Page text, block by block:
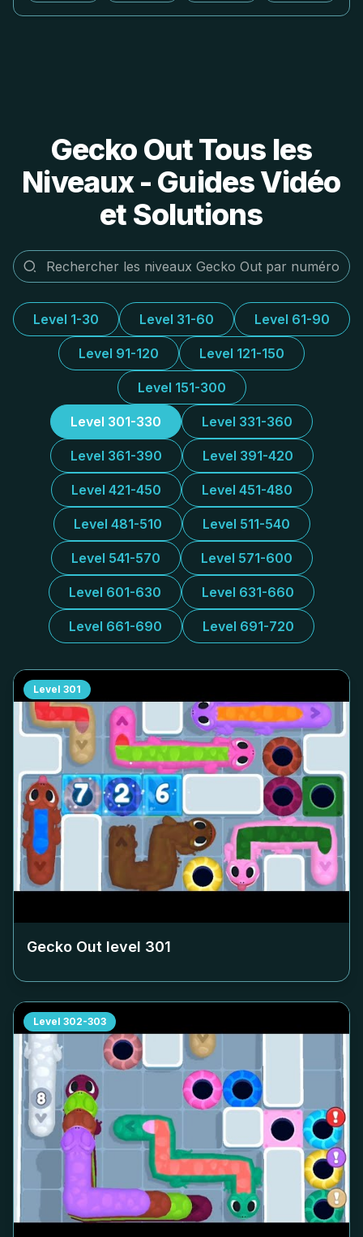
Gecko Out Tous les
Niveaux - Guides Vidéo
et Solutions
Level 1-30 Level 31-60 Level 61-90
Level 91-120 Level 121-150
Level 151-300
Level 301-330 Level 331-360
Level 361-390 Level 391-420
Level 421-450 Level 451-480
Level 481-510 Level 511-540
Level 541-570 Level 571-600
Level 601-630 Level 631-660
Level 661-690 Level 691-720
Level 301
Gecko Out level 301
Level 302-303